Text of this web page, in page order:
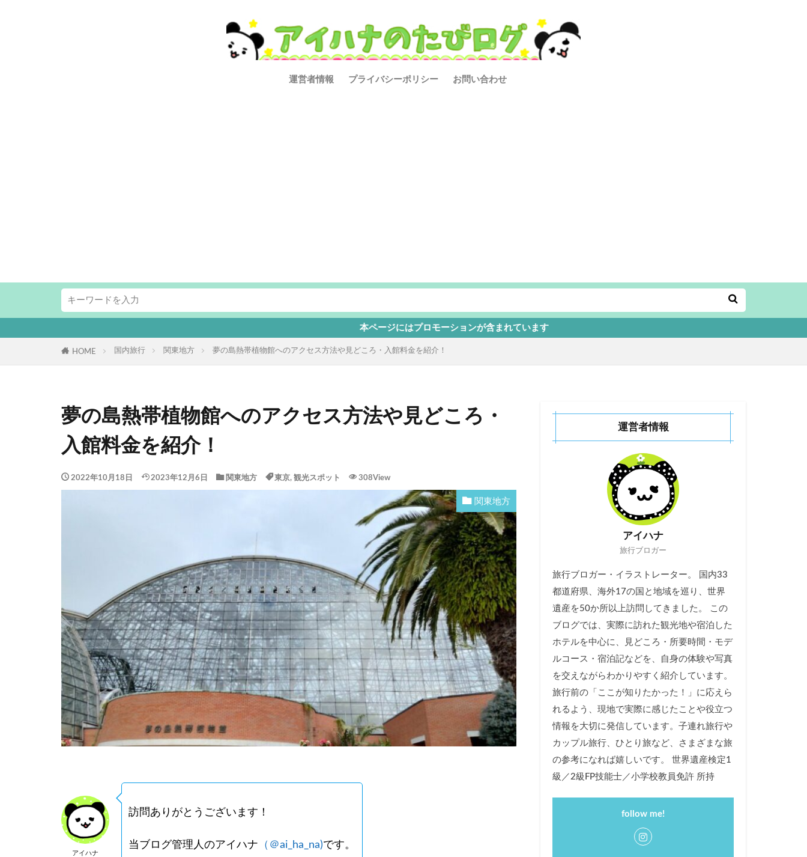
運営者情報 プライバシーポリシー お問い合わせ
本ページにはプロモーションが含まれています
HOME 国内旅行 関東地方 夢の島熱帯植物館へのアクセス方法や見どころ・入館料金を紹介！
夢の島熱帯植物館へのアクセス方法や見どころ・
入館料金を紹介！
2022年10月18日 2023年12月6日 関東地方 東京, 観光スポット 308View
関東地方
アイハナ
訪問ありがとうございます！
当ブログ管理人のアイハナ （＠ai_ha_na)です。
運営者情報
アイハナ
旅行ブロガー
旅行ブロガー・イラストレーター。 国内33
都道府県、海外17の国と地域を巡り、世界
遺産を50か所以上訪問してきました。 この
ブログでは、実際に訪れた観光地や宿泊した
ホテルを中心に、見どころ・所要時間・モデ
ルコース・宿泊記などを、自身の体験や写真
を交えながらわかりやすく紹介しています。
旅行前の「ここが知りたかった！」に応えら
れるよう、現地で実際に感じたことや役立つ
情報を大切に発信しています。子連れ旅行や
カップル旅行、ひとり旅など、さまざまな旅
の参考になれば嬉しいです。 世界遺産検定1
級／2級FP技能士／小学校教員免許 所持
follow me!